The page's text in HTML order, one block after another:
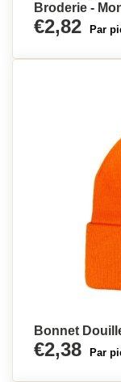
Broderie -
€2,82 Par
Bonnet
€2,38 Par